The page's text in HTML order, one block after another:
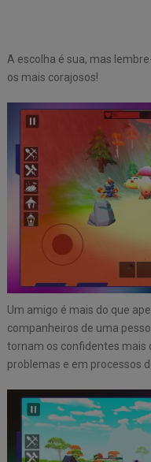
A escolha é sua, mas
os mais corajosos!
Um amigo é mais do que
companheiros de uma
tornam os confidentes mais
problemas e em processos